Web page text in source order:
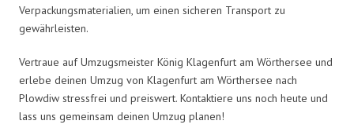
Verpackungsmaterialien, um einen sicheren Transport zu
gewährleisten.
Vertraue auf Umzugsmeister König Klagenfurt am Wörthersee und
erlebe deinen Umzug von Klagenfurt am Wörthersee nach
Plowdiw stressfrei und preiswert. Kontaktiere uns noch heute und
lass uns gemeinsam deinen Umzug planen!